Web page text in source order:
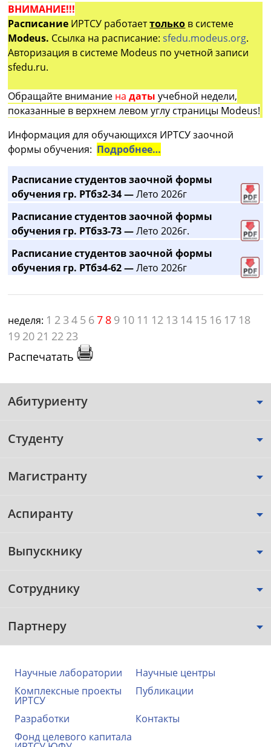
ВНИМАНИЕ!!!
Расписание ИРТСУ работаеттолько в системе
Modeus. Ссылка на расписание:sfedu.modeus.org.
Авторизация в системе Modeus по учетной записи
sfedu.ru.
Обращайте внимание на датыучебной недели,
показанные в верхнем левом углу страницы Modeus!
Информация для обучающихся ИРТСУ заочной
формы обучения: Подробнее…
Расписание студентов заочной формы
обучения гр. РТбз2-34 —Лето 2026г
Расписание студентов заочной формы
обучения гр. РТбз3-73 —Лето 2026г.
Расписание студентов заочной формы
обучения гр. РТбз4-62 —Лето 2026г
неделя: 1 2 3 4 5 67 8 9 10 11 12 13 14 15 16 17 18
19 20 21 22 23
Распечатать
Абитуриенту
Студенту
Магистранту
Аспиранту
Выпускнику
Сотруднику
Партнеру
Научные лаборатории
Научные центры
Комплексные проекты
ИРТСУ
Публикации
Разработки
Контакты
Фонд целевого капитала